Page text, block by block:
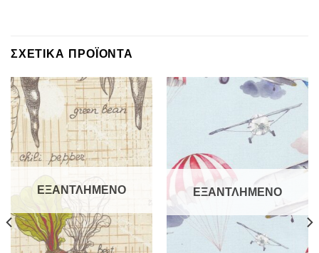
ΣΧΕΤΙΚΑ ΠΡΟΪΟΝΤΑ
ΕΞΑΝΤΛΗΜΕΝΟ ΕΞΑΝΤΛΗΜΕΝΟ